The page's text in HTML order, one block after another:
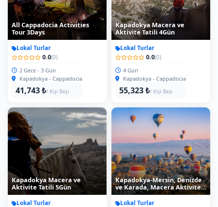
All Cappadocia Activities
Tour 3Days
Lokal Turlar
0.0(0)
2 Gece - 3 Gün
Kapadokya - Cappadocia
41,743 ₺/ Kişi Başı
Kapadokya Macera ve
Aktivite Tatili 4Gün
Lokal Turlar
0.0(0)
4 Gün
Kapadokya - Cappadocia
55,323 ₺/ Kişi Başı
Kapadokya Macera ve
Aktivite Tatili 5Gün
Lokal Turlar
Kapadokya-Mersin, Denizde
ve Karada, Macera Aktivite
Tatili
Lokal Turlar